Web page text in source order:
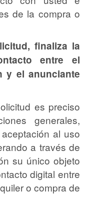
de la compra o
finaliza la
entre el
y el anunciante
es preciso
generales,
al uso
a través de
su único objeto
digital entre
o compra de